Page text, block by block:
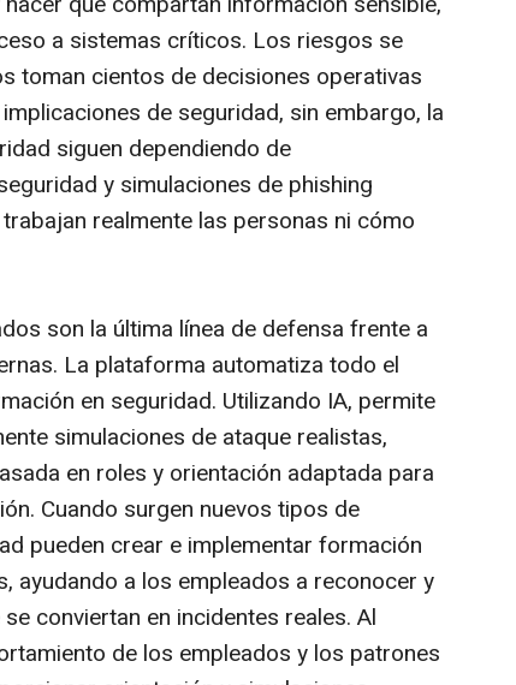
a sistemas críticos. Los riesgos se
toman cientos de decisiones operativas
de seguridad, sin embargo, la
siguen dependiendo de
y simulaciones de phishing
realmente las personas ni cómo
son la última línea de defensa frente a
La plataforma automatiza todo el
en seguridad. Utilizando IA, permite
simulaciones de ataque realistas,
en roles y orientación adaptada para
Cuando surgen nuevos tipos de
pueden crear e implementar formación
ayudando a los empleados a reconocer y
conviertan en incidentes reales. Al
de los empleados y los patrones